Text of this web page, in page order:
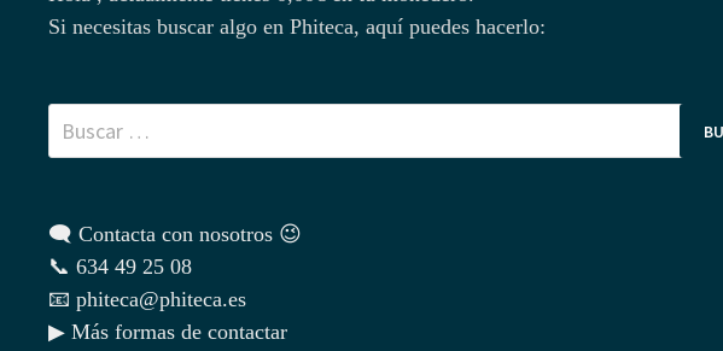
Si necesitas buscar algo en Phiteca, aquí puedes hacerlo:
Buscar:
🗨 Contacta con nosotros 😉
📞 634 49 25 08
📧 phiteca@phiteca.es
▶ Más formas de contactar